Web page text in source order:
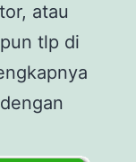
atau
tlp di